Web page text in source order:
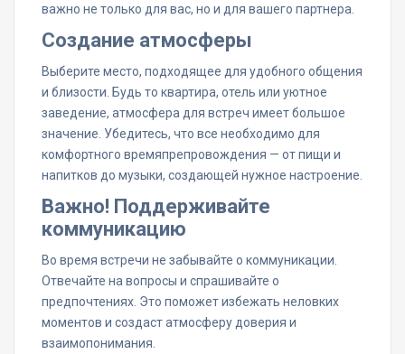
важно не только для вас, но и для вашего партнера.
Создание атмосферы
Выберите место, подходящее для удобного общения
и близости. Будь то квартира, отель или уютное
заведение, атмосфера для встреч имеет большое
значение. Убедитесь, что все необходимо для
комфортного времяпрепровождения — от пищи и
напитков до музыки, создающей нужное настроение.
Важно! Поддерживайте
коммуникацию
Во время встречи не забывайте о коммуникации.
Отвечайте на вопросы и спрашивайте о
предпочтениях. Это поможет избежать неловких
моментов и создаст атмосферу доверия и
взаимопонимания.